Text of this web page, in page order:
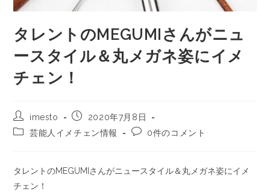
タレントのMEGUMIさんがニュ
ースタイル＆丸メガネ姿にイメ
チェン！
imesto
2020年7月8日
芸能人イメチェン情報
0件のコメント
タレントのMEGUMIさんがニュースタイル＆丸メガネ姿にイメ
チェン！